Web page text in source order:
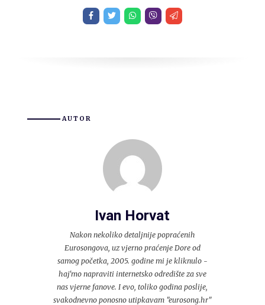
AUTOR
Ivan Horvat
Nakon nekoliko detaljnije popraćenih
Eurosongova, uz vjerno praćenje Dore od
samog početka, 2005. godine mi je kliknulo -
haj'mo napraviti internetsko odredište za sve
nas vjerne fanove. I evo, toliko godina poslije,
svakodnevno ponosno utipkavam "eurosong.hr"